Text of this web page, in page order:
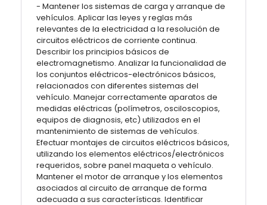
- Mantener los sistemas de carga y arranque de
vehículos. Aplicar las leyes y reglas más
relevantes de la electricidad a la resolución de
circuitos eléctricos de corriente continua.
Describir los principios básicos de
electromagnetismo. Analizar la funcionalidad de
los conjuntos eléctricos-electrónicos básicos,
relacionados con diferentes sistemas del
vehículo. Manejar correctamente aparatos de
medidas eléctricas (polímetros, osciloscopios,
equipos de diagnosis, etc) utilizados en el
mantenimiento de sistemas de vehículos.
Efectuar montajes de circuitos eléctricos básicos,
utilizando los elementos eléctricos/electrónicos
requeridos, sobre panel maqueta o vehículo.
Mantener el motor de arranque y los elementos
asociados al circuito de arranque de forma
adecuada a sus características. Identificar